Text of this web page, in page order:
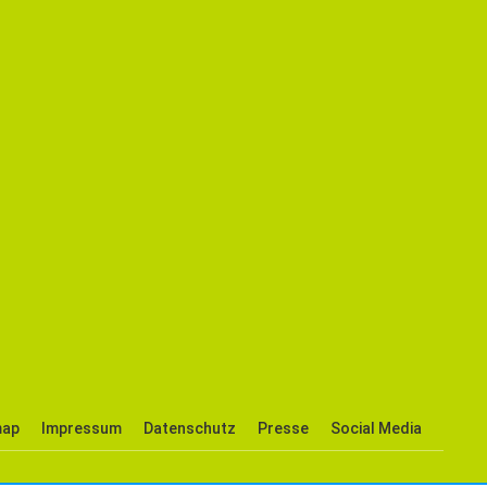
Impressum Datenschutz Presse Social Media